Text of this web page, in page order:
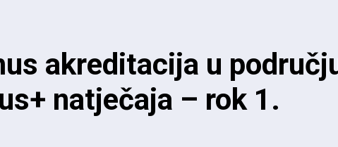
akreditacija u
natječaja – rok 1.